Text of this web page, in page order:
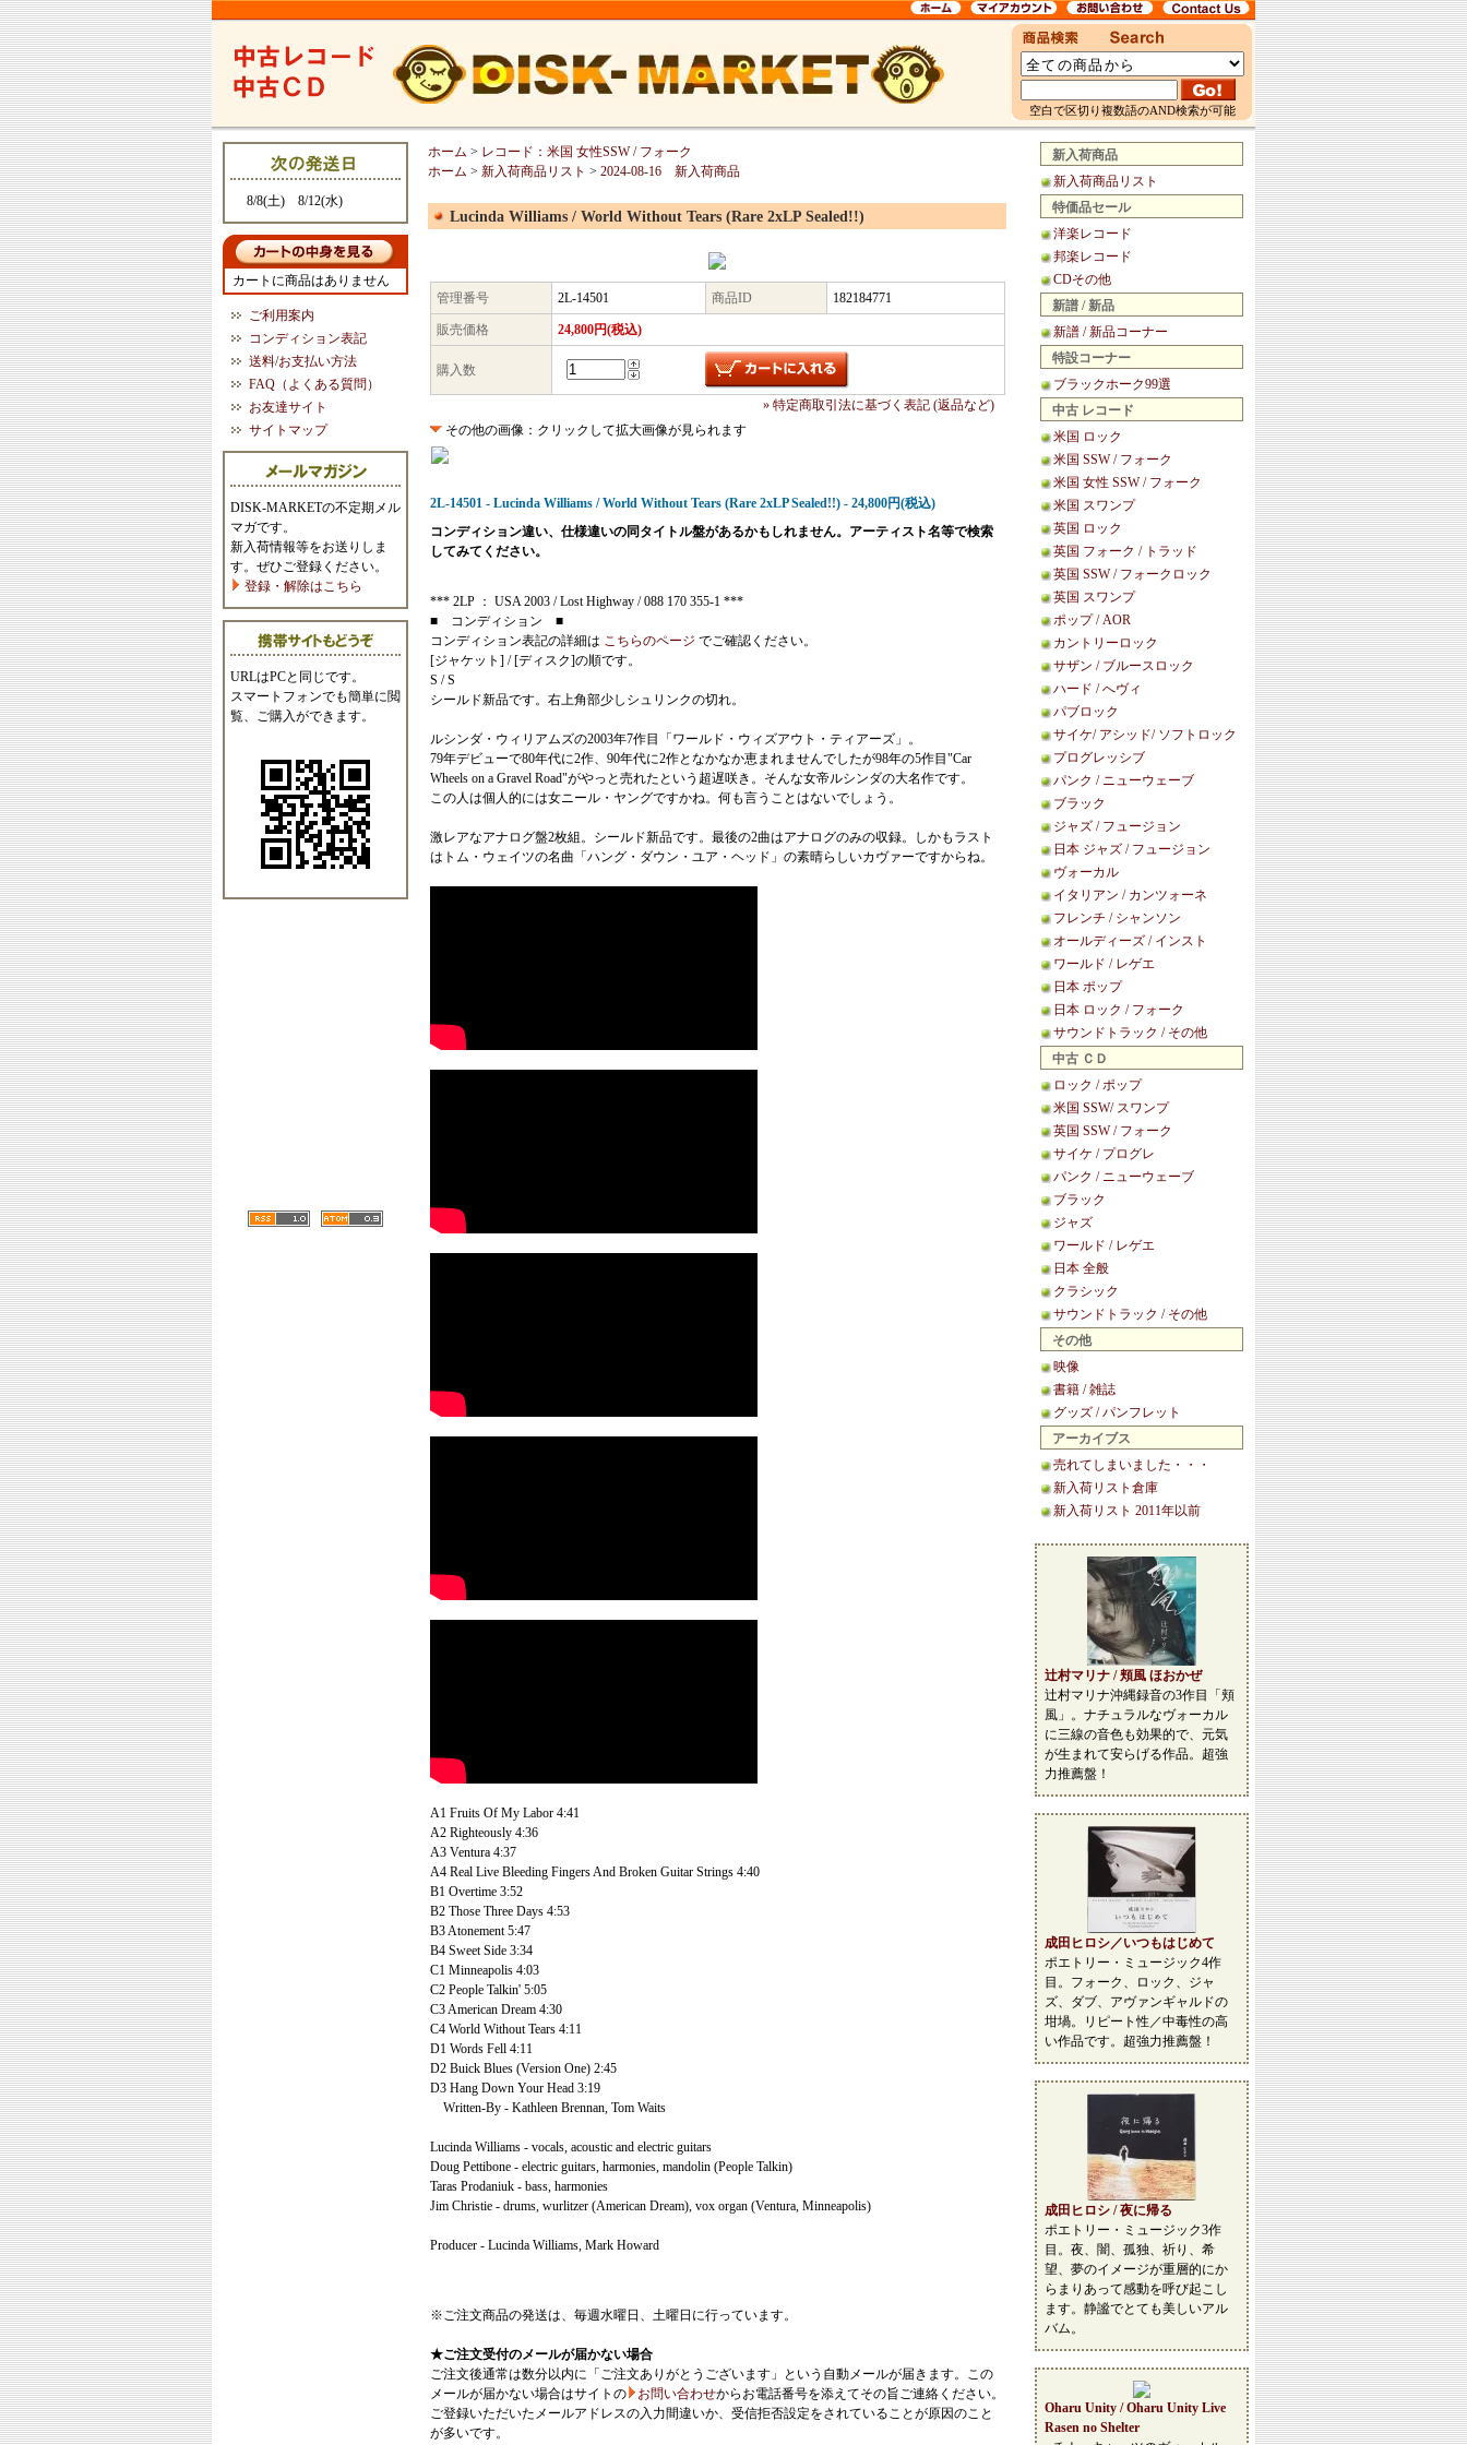
空白で区切り複数語のAND検索が可能
8/8(土) 8/12(水)
カートに商品はありません
ご利用案内
コンディション表記
送料/お支払い方法
FAQ（よくある質問）
お友達サイト
サイトマップ
DISK-MARKETの不定期メル
マガです。
新入荷情報等をお送りしま
す。ぜひご登録ください。
登録・解除はこちら
URLはPCと同じです。
スマートフォンでも簡単に閲
覧、ご購入ができます。
新入荷商品
新入荷商品リスト
特価品セール
洋楽レコード
邦楽レコード
CDその他
新譜 / 新品
新譜 / 新品コーナー
特設コーナー
ブラックホーク99選
中古 レコード
米国 ロック
米国 SSW / フォーク
米国 女性 SSW / フォーク
米国 スワンプ
英国 ロック
英国 フォーク / トラッド
英国 SSW / フォークロック
英国 スワンプ
ポップ / AOR
カントリーロック
サザン / ブルースロック
ハード / へヴィ
パブロック
サイケ/ アシッド/ ソフトロック
プログレッシブ
パンク / ニューウェーブ
ブラック
ジャズ / フュージョン
日本 ジャズ / フュージョン
ヴォーカル
イタリアン / カンツォーネ
フレンチ / シャンソン
オールディーズ / インスト
ワールド / レゲエ
日本 ポップ
日本 ロック / フォーク
サウンドトラック / その他
中古 ＣＤ
ロック / ポップ
米国 SSW/ スワンプ
英国 SSW / フォーク
サイケ / プログレ
パンク / ニューウェーブ
ブラック
ジャズ
ワールド / レゲエ
日本 全般
クラシック
サウンドトラック / その他
その他
映像
書籍 / 雑誌
グッズ / パンフレット
アーカイブス
売れてしまいました・・・
新入荷リスト倉庫
新入荷リスト 2011年以前
辻村マリナ / 頬風 ほおかぜ
辻村マリナ沖縄録音の3作目「頬
風」。ナチュラルなヴォーカル
に三線の音色も効果的で、元気
が生まれて安らげる作品。超強
力推薦盤！
成田ヒロシ／いつもはじめて
ポエトリー・ミュージック4作
目。フォーク、ロック、ジャ
ズ、ダブ、アヴァンギャルドの
坩堝。リピート性／中毒性の高
い作品です。超強力推薦盤！
成田ヒロシ / 夜に帰る
ポエトリー・ミュージック3作
目。夜、闇、孤独、祈り、希
望、夢のイメージが重層的にか
らまりあって感動を呼び起こし
ます。静謐でとても美しいアル
バム。
Oharu Unity / Oharu Unity Live
Rasen no Shelter
ホーム > レコード：米国 女性SSW / フォーク
ホーム > 新入荷商品リスト > 2024-08-16 新入荷商品
Lucinda Williams / World Without Tears (Rare 2xLP Sealed!!)
管理番号 2L-14501 商品ID 182184771
販売価格 24,800円(税込)
購入数
» 特定商取引法に基づく表記 (返品など)
その他の画像：クリックして拡大画像が見られます
2L-14501 - Lucinda Williams / World Without Tears (Rare 2xLP Sealed!!) - 24,800円(税込)
コンディション違い、仕様違いの同タイトル盤があるかもしれません。アーティスト名等で検索
してみてください。
*** 2LP ： USA 2003 / Lost Highway / 088 170 355-1 ***
■ コンディション ■
コンディション表記の詳細は こちらのページ でご確認ください。
[ジャケット] / [ディスク]の順です。
S / S
シールド新品です。右上角部少しシュリンクの切れ。
ルシンダ・ウィリアムズの2003年7作目「ワールド・ウィズアウト・ティアーズ」。
79年デビューで80年代に2作、90年代に2作となかなか恵まれませんでしたが98年の5作目"Car
Wheels on a Gravel Road"がやっと売れたという超遅咲き。そんな女帝ルシンダの大名作です。
この人は個人的には女ニール・ヤングですかね。何も言うことはないでしょう。
激レアなアナログ盤2枚組。シールド新品です。最後の2曲はアナログのみの収録。しかもラスト
はトム・ウェイツの名曲「ハング・ダウン・ユア・ヘッド」の素晴らしいカヴァーですからね。
A1 Fruits Of My Labor 4:41
A2 Righteously 4:36
A3 Ventura 4:37
A4 Real Live Bleeding Fingers And Broken Guitar Strings 4:40
B1 Overtime 3:52
B2 Those Three Days 4:53
B3 Atonement 5:47
B4 Sweet Side 3:34
C1 Minneapolis 4:03
C2 People Talkin' 5:05
C3 American Dream 4:30
C4 World Without Tears 4:11
D1 Words Fell 4:11
D2 Buick Blues (Version One) 2:45
D3 Hang Down Your Head 3:19
Written-By - Kathleen Brennan, Tom Waits
Lucinda Williams - vocals, acoustic and electric guitars
Doug Pettibone - electric guitars, harmonies, mandolin (People Talkin)
Taras Prodaniuk - bass, harmonies
Jim Christie - drums, wurlitzer (American Dream), vox organ (Ventura, Minneapolis)
Producer - Lucinda Williams, Mark Howard
※ご注文商品の発送は、毎週水曜日、土曜日に行っています。
★ご注文受付のメールが届かない場合
ご注文後通常は数分以内に「ご注文ありがとうございます」という自動メールが届きます。この
メールが届かない場合はサイトの
お問い合わせからお電話番号を添えてその旨ご連絡ください。
ご登録いただいたメールアドレスの入力間違いか、受信拒否設定をされていることが原因のこと
が多いです。